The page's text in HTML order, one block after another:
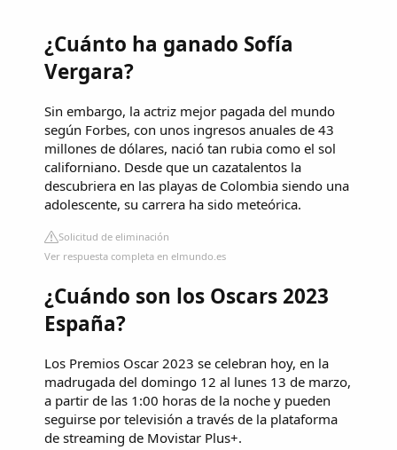
¿Cuánto ha ganado Sofía
Vergara?
Sin embargo, la actriz mejor pagada del mundo
según Forbes, con unos ingresos anuales de 43
millones de dólares, nació tan rubia como el sol
californiano. Desde que un cazatalentos la
descubriera en las playas de Colombia siendo una
adolescente, su carrera ha sido meteórica.
Solicitud de eliminación
Ver respuesta completa en elmundo.es
¿Cuándo son los Oscars 2023
España?
Los Premios Oscar 2023 se celebran hoy, en la
madrugada del domingo 12 al lunes 13 de marzo,
a partir de las 1:00 horas de la noche y pueden
seguirse por televisión a través de la plataforma
de streaming de Movistar Plus+.